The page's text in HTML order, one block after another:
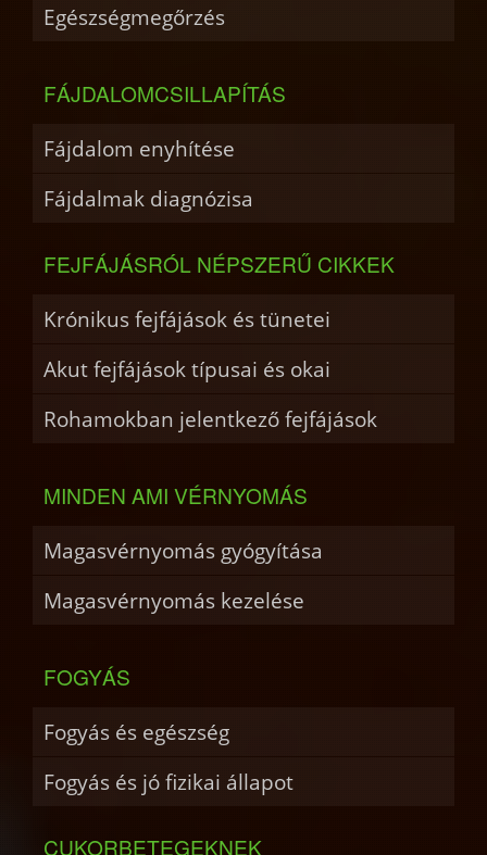
Egészségmegőrzés
FÁJDALOMCSILLAPÍTÁS
Fájdalom enyhítése
Fájdalmak diagnózisa
FEJFÁJÁSRÓL NÉPSZERŰ CIKKEK
Krónikus fejfájások és tünetei
Akut fejfájások típusai és okai
Rohamokban jelentkező fejfájások
MINDEN AMI VÉRNYOMÁS
Magasvérnyomás gyógyítása
Magasvérnyomás kezelése
FOGYÁS
Fogyás és egészség
Fogyás és jó fizikai állapot
CUKORBETEGEKNEK